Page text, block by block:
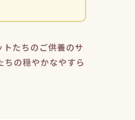
たちのご供養のサ
の穏やかなやすら